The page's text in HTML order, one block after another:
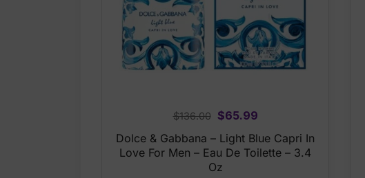
$136.00
Original
price
was:
$136.00.
$65.99Current
price
is:
Dolce & Gabbana – Light Blue Capri In
Love For Men – Eau De Toilette – 3.4
Oz